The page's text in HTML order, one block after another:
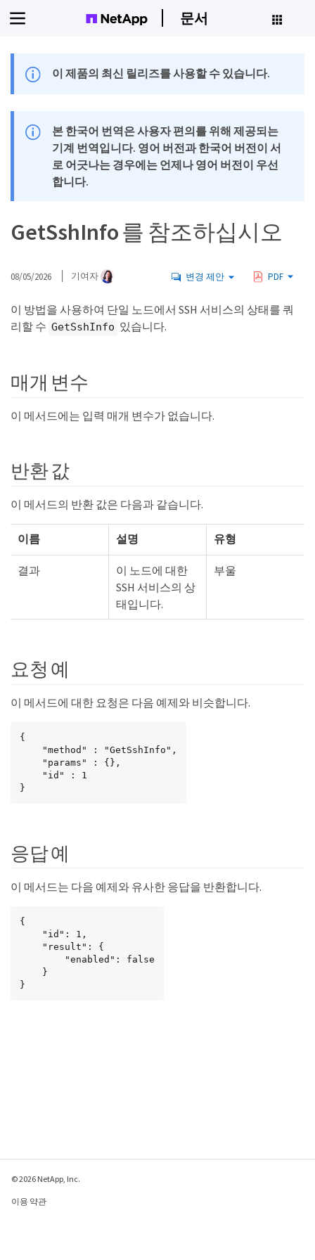
문서
이 제품의 최신 릴리즈를 사용할 수 있습니다.
본 한국어 번역은 사용자 편의를 위해 제공되는
기계 번역입니다. 영어 버전과 한국어 버전이 서
로 어긋나는 경우에는 언제나 영어 버전이 우선
합니다.
GetSshInfo 를 참조하십시오
08/05/2026 기여자 변경 제안 PDF
이 방법을 사용하여 단일 노드에서 SSH 서비스의 상태를 쿼
리할 수 GetSshInfo 있습니다.
매개 변수
이 메서드에는 입력 매개 변수가 없습니다.
반환 값
이 메서드의 반환 값은 다음과 같습니다.
이름 설명 유형
결과
이 노드에 대한
SSH 서비스의 상
태입니다.
부울
요청 예
이 메서드에 대한 요청은 다음 예제와 비슷합니다.
{
}
응답 예
이 메서드는 다음 예제와 유사한 응답을 반환합니다.
{
}
© 2026 NetApp, Inc.
이용 약관